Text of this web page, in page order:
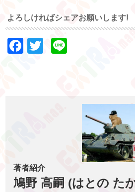
よろしければシェアお願いします!
Facebook
Twitter
著者紹介
鳩野 高嗣 (はとの た